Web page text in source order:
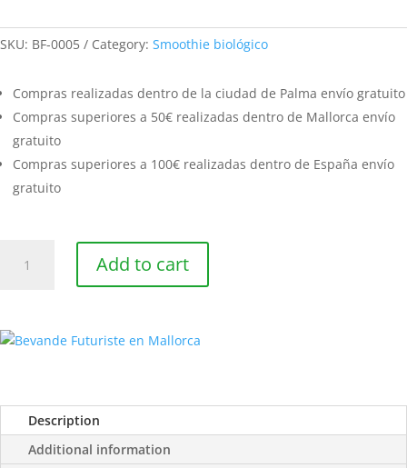
SKU: BF-0005 Category: Smoothie biológico
Compras realizadas dentro de la ciudad de Palma envío gratuito
Compras superiores a 50€ realizadas dentro de Mallorca envío
gratuito
Compras superiores a 100€ realizadas dentro de España envío
gratuito
biológico
Add to cart
Description
Additional information